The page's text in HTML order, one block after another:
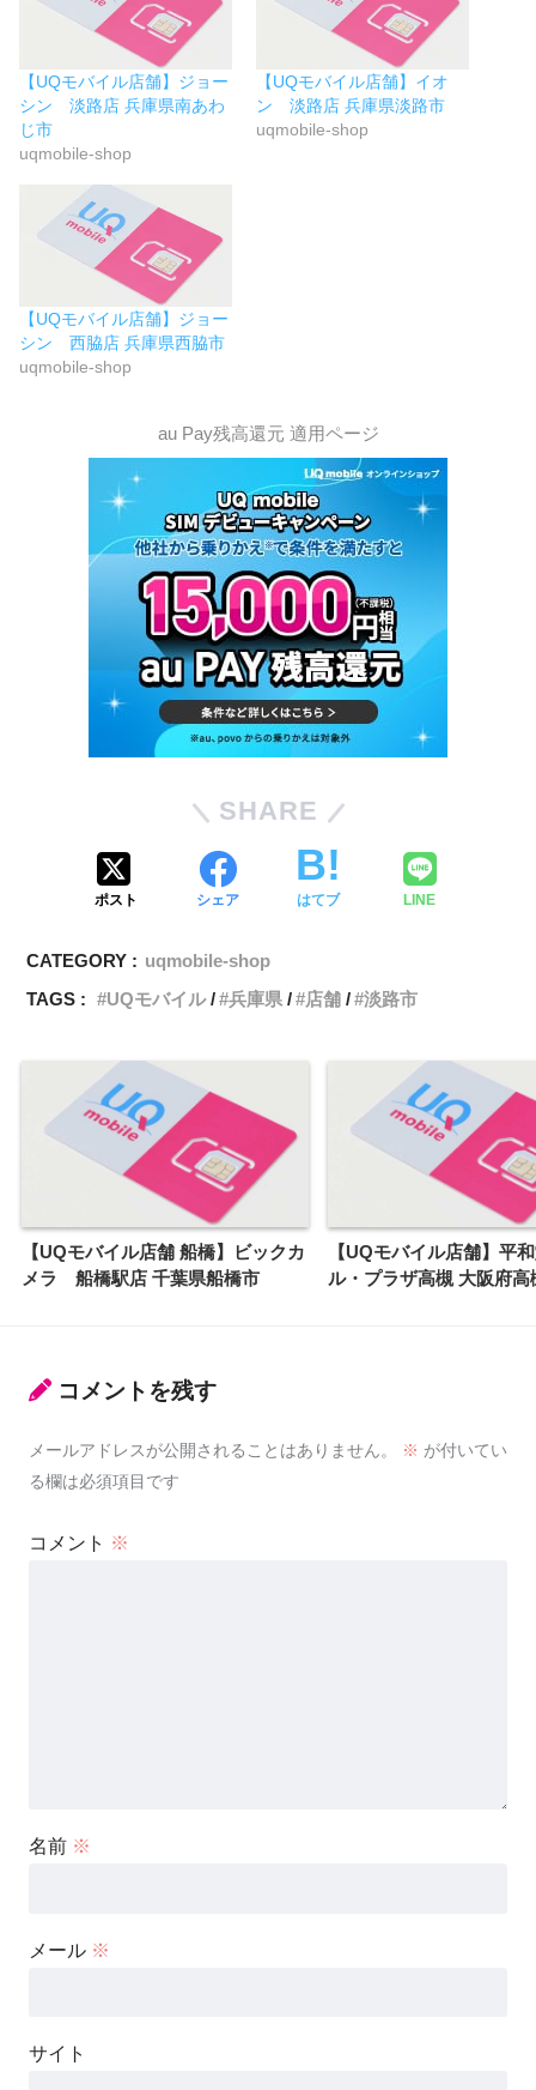
【UQモバイル店舗】ジョー
シン 淡路店 兵庫県南あわ
じ市
uqmobile-shop
【UQモバイル店舗】イオ
ン 淡路店 兵庫県淡路市
uqmobile-shop
【UQモバイル店舗】ジョー
シン 西脇店 兵庫県西脇市
uqmobile-shop
au Pay残高還元 適用ページ
SHARE
ポスト シェア はてブ LINE
CATEGORY : uqmobile-shop
TAGS :
UQモバイル 兵庫県 店舗 淡路市
【UQモバイル店舗 船橋】ビックカ
メラ 船橋駅店 千葉県船橋市
【UQモバイル店舗】平
ル・プラザ高槻 大阪府高
コメントを残す
メールアドレスが公開されることはありません。 ※ が付いてい
る欄は必須項目です
コメント ※
名前 ※
メール ※
サイト